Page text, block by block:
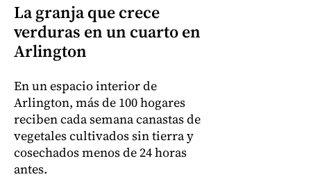
La granja que crece
verduras en un cuarto en
Arlington
En un espacio interior de
Arlington, más de 100 hogares
reciben cada semana canastas de
vegetales cultivados sin tierra y
cosechados menos de 24 horas
antes.